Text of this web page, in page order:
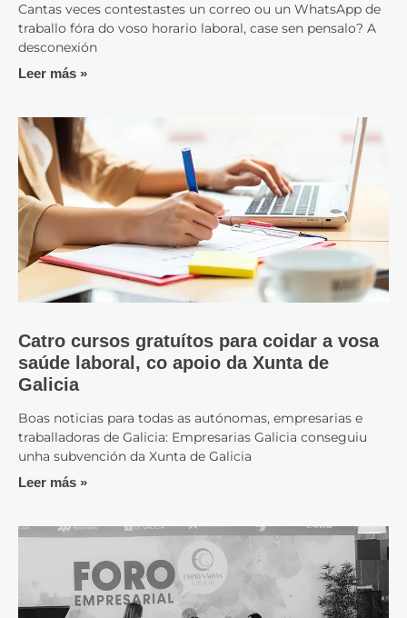
Cantas veces contestastes un correo ou un WhatsApp de
traballo fóra do voso horario laboral, case sen pensalo? A
desconexión
Leer más »
Catro cursos gratuítos para coidar a vosa
saúde laboral, co apoio da Xunta de
Galicia
Boas noticias para todas as autónomas, empresarias e
traballadoras de Galicia: Empresarias Galicia conseguiu
unha subvención da Xunta de Galicia
Leer más »